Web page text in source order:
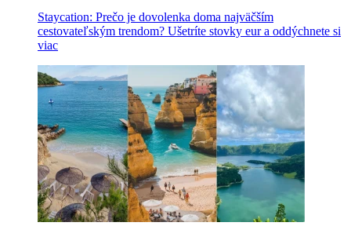
Staycation: Prečo je dovolenka doma najväčším
cestovateľským trendom? Ušetríte stovky eur a oddýchnete si
viac